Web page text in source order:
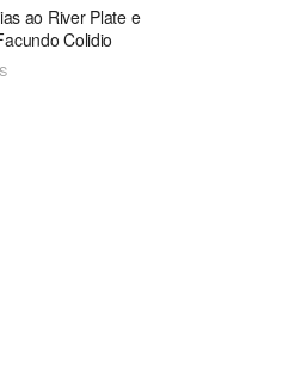
ao River Plate e
Colidio